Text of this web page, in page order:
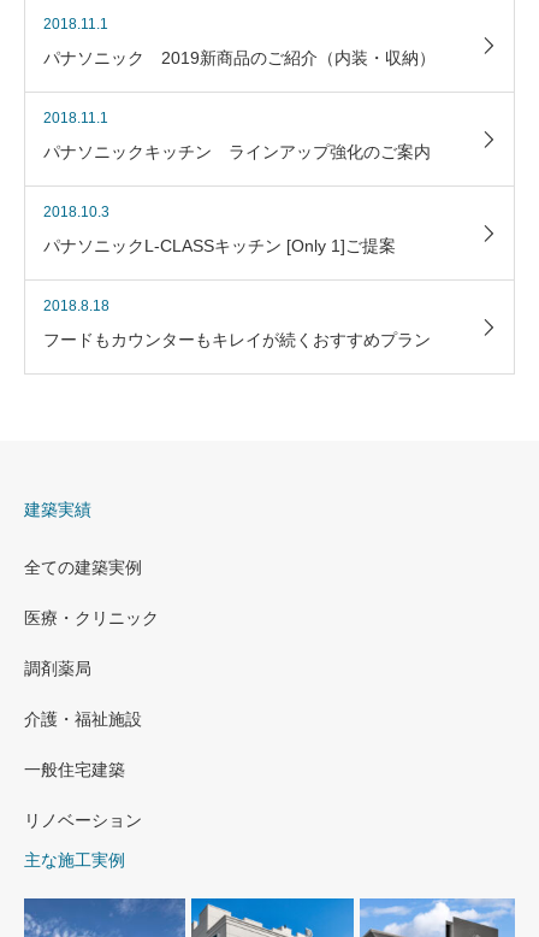
2018.11.1
パナソニック 2019新商品のご紹介（内装・収納）
2018.11.1
パナソニックキッチン ラインアップ強化のご案内
2018.10.3
パナソニックL-CLASSキッチン [Only 1]ご提案
2018.8.18
フードもカウンターもキレイが続くおすすめプラン
建築実績
全ての建築実例
医療・クリニック
調剤薬局
介護・福祉施設
一般住宅建築
リノベーション
主な施工実例